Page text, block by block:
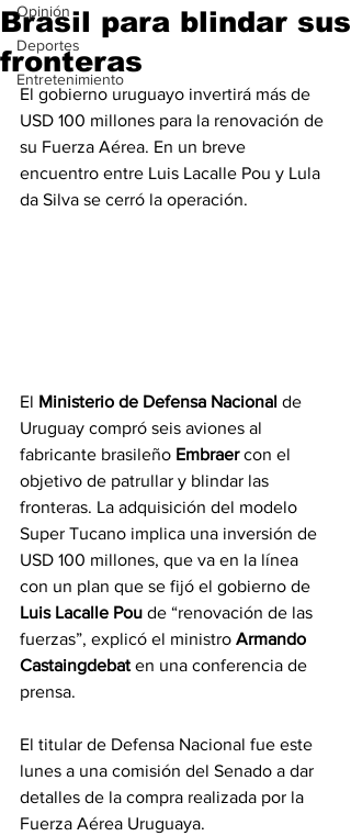
Opinión
Deportes
Entretenimiento
Brasil para blindar sus
fronteras
El gobierno uruguayo invertirá más de
USD 100 millones para la renovación de
su Fuerza Aérea. En un breve
encuentro entre Luis Lacalle Pou y Lula
da Silva se cerró la operación.
El Ministerio de Defensa Nacional de
Uruguay compró seis aviones al
fabricante brasileño Embraer con el
objetivo de patrullar y blindar las
fronteras. La adquisición del modelo
Super Tucano implica una inversión de
USD 100 millones, que va en la línea
con un plan que se fijó el gobierno de
Luis Lacalle Pou de “renovación de las
fuerzas”, explicó el ministro Armando
Castaingdebat en una conferencia de
prensa.
El titular de Defensa Nacional fue este
lunes a una comisión del Senado a dar
detalles de la compra realizada por la
Fuerza Aérea Uruguaya.